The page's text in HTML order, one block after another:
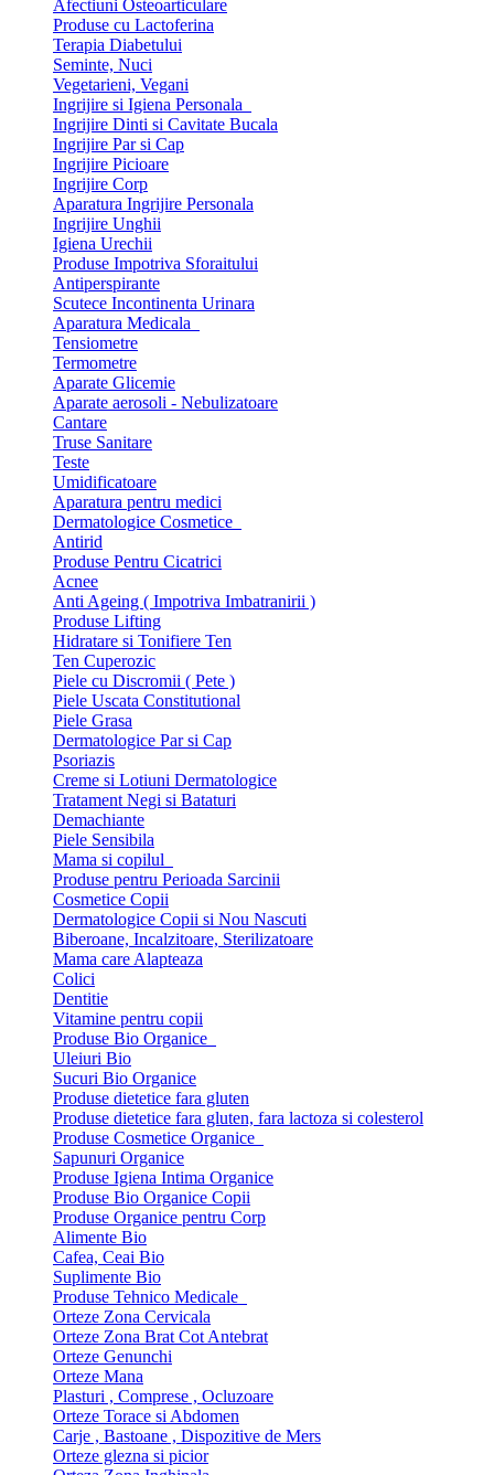
Afectiuni Osteoarticulare
Produse cu Lactoferina
Terapia Diabetului
Seminte, Nuci
Vegetarieni, Vegani
Ingrijire si Igiena Personala
Ingrijire Dinti si Cavitate Bucala
Ingrijire Par si Cap
Ingrijire Picioare
Ingrijire Corp
Aparatura Ingrijire Personala
Ingrijire Unghii
Igiena Urechii
Produse Impotriva Sforaitului
Antiperspirante
Scutece Incontinenta Urinara
Aparatura Medicala
Tensiometre
Termometre
Aparate Glicemie
Aparate aerosoli - Nebulizatoare
Cantare
Truse Sanitare
Teste
Umidificatoare
Aparatura pentru medici
Dermatologice Cosmetice
Antirid
Produse Pentru Cicatrici
Acnee
Anti Ageing ( Impotriva Imbatranirii )
Produse Lifting
Hidratare si Tonifiere Ten
Ten Cuperozic
Piele cu Discromii ( Pete )
Piele Uscata Constitutional
Piele Grasa
Dermatologice Par si Cap
Psoriazis
Creme si Lotiuni Dermatologice
Tratament Negi si Bataturi
Demachiante
Piele Sensibila
Mama si copilul
Produse pentru Perioada Sarcinii
Cosmetice Copii
Dermatologice Copii si Nou Nascuti
Biberoane, Incalzitoare, Sterilizatoare
Mama care Alapteaza
Colici
Dentitie
Vitamine pentru copii
Produse Bio Organice
Uleiuri Bio
Sucuri Bio Organice
Produse dietetice fara gluten
Produse dietetice fara gluten, fara lactoza si colesterol
Produse Cosmetice Organice
Sapunuri Organice
Produse Igiena Intima Organice
Produse Bio Organice Copii
Produse Organice pentru Corp
Alimente Bio
Cafea, Ceai Bio
Suplimente Bio
Produse Tehnico Medicale
Orteze Zona Cervicala
Orteze Zona Brat Cot Antebrat
Orteze Genunchi
Orteze Mana
Plasturi , Comprese , Ocluzoare
Orteze Torace si Abdomen
Carje , Bastoane , Dispozitive de Mers
Orteze glezna si picior